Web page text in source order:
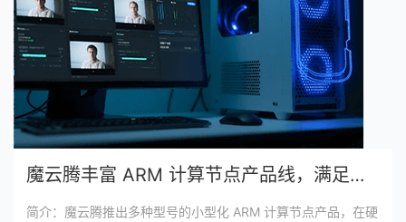
魔云腾丰富 ARM 计算节点产品线，满足差异化需求
简介：魔云腾推出多种型号的小型化 ARM 计算节点产品，在硬